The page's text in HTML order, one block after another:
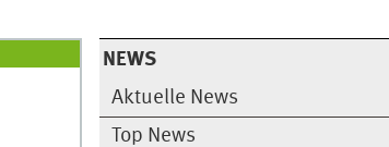
NEWS
Aktuelle News
Top News